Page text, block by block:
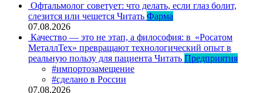
Офтальмолог советует: что делать, если глаз болит,
слезится или чешется Читать Фарма
07.08.2026
Качество — это не этап, а философия: в «Росатом
МеталлТех» превращают технологический опыт в
реальную пользу для пациента Читать Предприятия
#импортозамещение
#сделано в России
07.08.2026